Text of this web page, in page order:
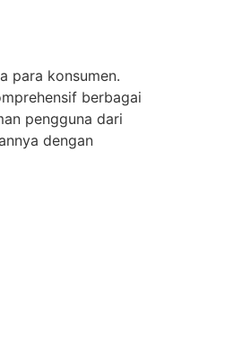
para konsumen.
berbagai
pengguna dari
dengan